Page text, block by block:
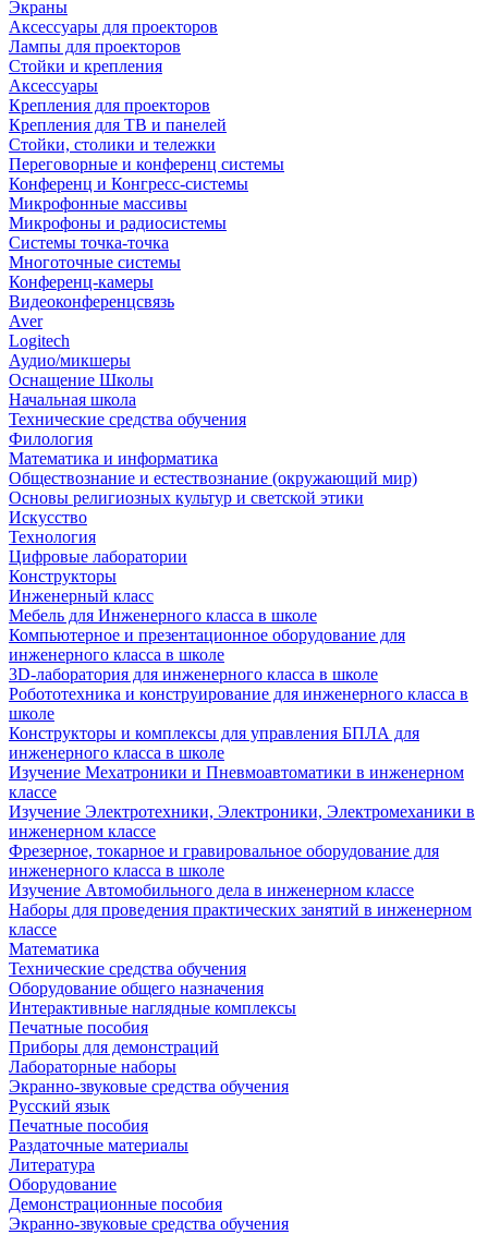
Экраны
Аксессуары для проекторов
Лампы для проекторов
Стойки и крепления
Аксессуары
Крепления для проекторов
Крепления для ТВ и панелей
Стойки, столики и тележки
Переговорные и конференц системы
Конференц и Конгресс-системы
Микрофонные массивы
Микрофоны и радиосистемы
Системы точка-точка
Многоточные системы
Конференц-камеры
Видеоконференцсвязь
Aver
Logitech
Аудио/микшеры
Оснащение Школы
Начальная школа
Технические средства обучения
Филология
Математика и информатика
Обществознание и естествознание (окружающий мир)
Основы религиозных культур и светской этики
Искусство
Технология
Цифровые лаборатории
Конструкторы
Инженерный класс
Мебель для Инженерного класса в школе
Компьютерное и презентационное оборудование для
инженерного класса в школе
3D-лаборатория для инженерного класса в школе
Робототехника и конструирование для инженерного класса в
школе
Конструкторы и комплексы для управления БПЛА для
инженерного класса в школе
Изучение Мехатроники и Пневмоавтоматики в инженерном
классе
Изучение Электротехники, Электроники, Электромеханики в
инженерном классе
Фрезерное, токарное и гравировальное оборудование для
инженерного класса в школе
Изучение Автомобильного дела в инженерном классе
Наборы для проведения практических занятий в инженерном
классе
Математика
Технические средства обучения
Оборудование общего назначения
Интерактивные наглядные комплексы
Печатные пособия
Приборы для демонстраций
Лабораторные наборы
Экранно-звуковые средства обучения
Русский язык
Печатные пособия
Раздаточные материалы
Литература
Оборудование
Демонстрационные пособия
Экранно-звуковые средства обучения